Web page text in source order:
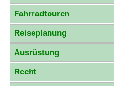
Fahrradtouren
Reiseplanung
Ausrüstung
Recht